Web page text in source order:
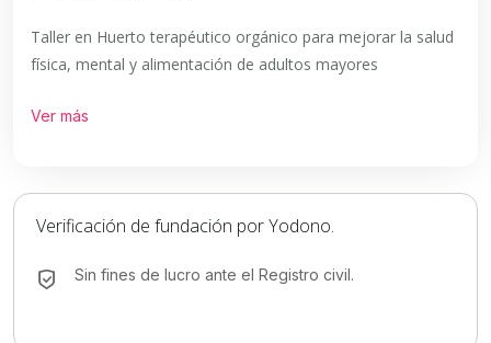
Taller en Huerto terapéutico orgánico para mejorar la salud
física, mental y alimentación de adultos mayores
Ver más
Verificación de fundación por Yodono.
Sin fines de lucro ante el Registro civil.